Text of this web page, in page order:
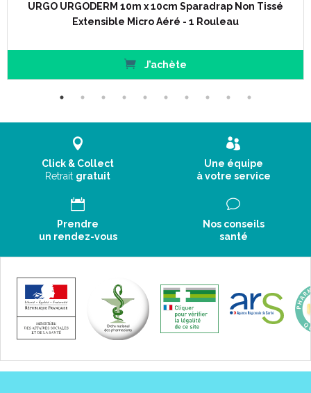
URGO URGODERM 10m x 10cm Sparadrap Non Tissé
Extensible Micro Aéré - 1 Rouleau
J’achète
Click & Collect
Retrait gratuit
Une équipe
à votre service
Prendre
un rendez-vous
Nos conseils
santé